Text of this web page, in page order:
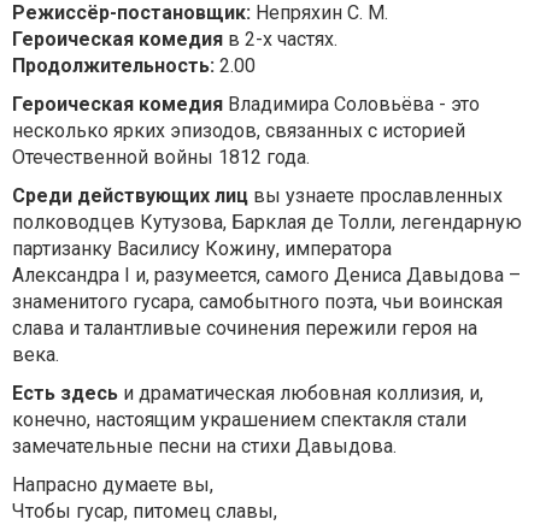
Режиссёр-постановщик: Непряхин С. М.
Героическая комедия в 2-х частях.
Продолжительность: 2.00
Героическая комедия Владимира Соловьёва - это
несколько ярких эпизодов, связанных с историей
Отечественной войны 1812 года.
Среди действующих лиц вы узнаете прославленных
полководцев Кутузова, Барклая де Толли, легендарную
партизанку Василису Кожину, императора
Александра I и, разумеется, самого Дениса Давыдова –
знаменитого гусара, самобытного поэта, чьи воинская
слава и талантливые сочинения пережили героя на
века.
Есть здесь и драматическая любовная коллизия, и,
конечно, настоящим украшением спектакля стали
замечательные песни на стихи Давыдова.
Напрасно думаете вы,
Чтобы гусар, питомец славы,